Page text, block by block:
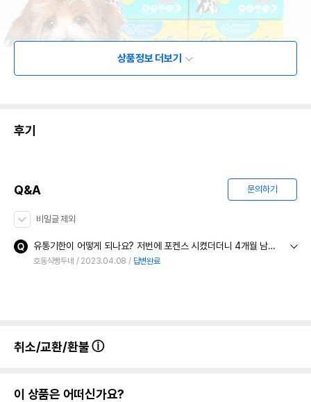
상품정보 더보기
후기
Q&A 문의하기
비밀글 제외
유통기한이 어떻게 되나요? 저번에 포켄스 시켰더더니 4개월 남은게 와서요
호동식빵두네 2023.04.08 답변완료
취소/교환/환불
이 상품은 어떠신가요?